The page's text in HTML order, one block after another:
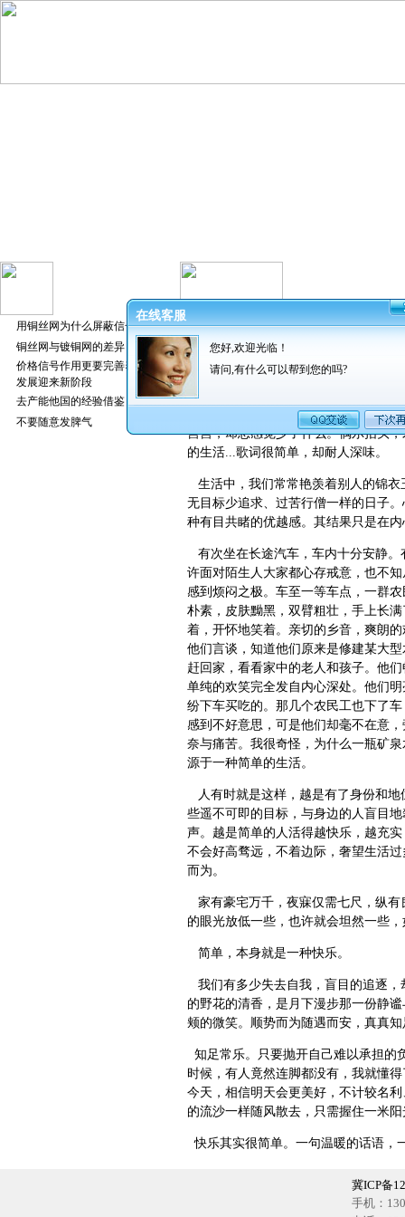
用铜丝网为什么屏蔽信号好
铜丝网与镀铜网的差异
价格信号作用更要完善养猪业
发展迎来新阶段
去产能他国的经验借鉴
不要随意发脾气
有一首歌,简单的快乐,是这样唱的：
营营，却总感觉少了什么。偶尔抬头
的生活...歌词很简单，却耐人深味。
生活中，我们常常艳羡着别人的锦衣
无目标少追求、过苦行僧一样的日子
种有目共睹的优越感。其结果只是在
有次坐在长途汽车，车内十分安静。
许面对陌生人大家都心存戒意，也不
感到烦闷之极。车至一等车点，一群
朴素，皮肤黝黑，双臂粗壮，手上长
着，开怀地笑着。亲切的乡音，爽朗
他们言谈，知道他们原来是修建某大
赶回家，看看家中的老人和孩子。他
单纯的欢笑完全发自内心深处。他们
纷下车买吃的。那几个农民工也下了
感到不好意思，可是他们却毫不在意
奈与痛苦。我很奇怪，为什么一瓶矿
源于一种简单的生活。
人有时就是这样，越是有了身份和地
些遥不可即的目标，与身边的人盲目
声。越是简单的人活得越快乐，越充
不会好高骛远，不着边际，奢望生活
而为。
家有豪宅万千，夜寐仅需七尺，纵有
的眼光放低一些，也许就会坦然一些
简单，本身就是一种快乐。
我们有多少失去自我，盲目的追逐，
的野花的清香，是月下漫步那一份静
颊的微笑。顺势而为随遇而安，真真
知足常乐。只要抛开自己难以承担的
时候，有人竟然连脚都没有，我就懂
今天，相信明天会更美好，不计较名
的流沙一样随风散去，只需握住一米
快乐其实很简单。一句温暖的话语，
冀ICP备
手机：
在线客服
您好,欢迎光临！
请问,有什么可以帮到您的吗?